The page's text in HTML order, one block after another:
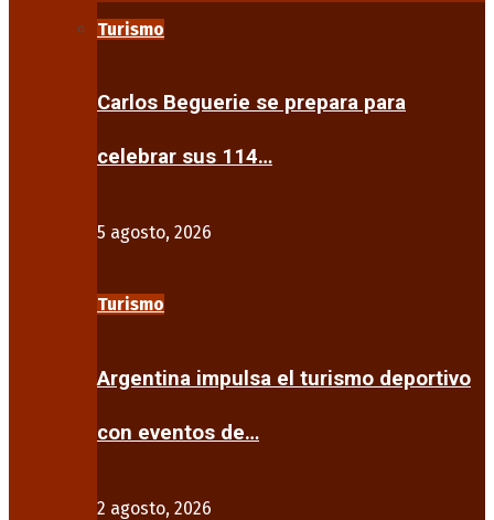
Turismo
Carlos Beguerie se prepara para
celebrar sus 114…
5 agosto, 2026
Turismo
Argentina impulsa el turismo deportivo
con eventos de…
2 agosto, 2026